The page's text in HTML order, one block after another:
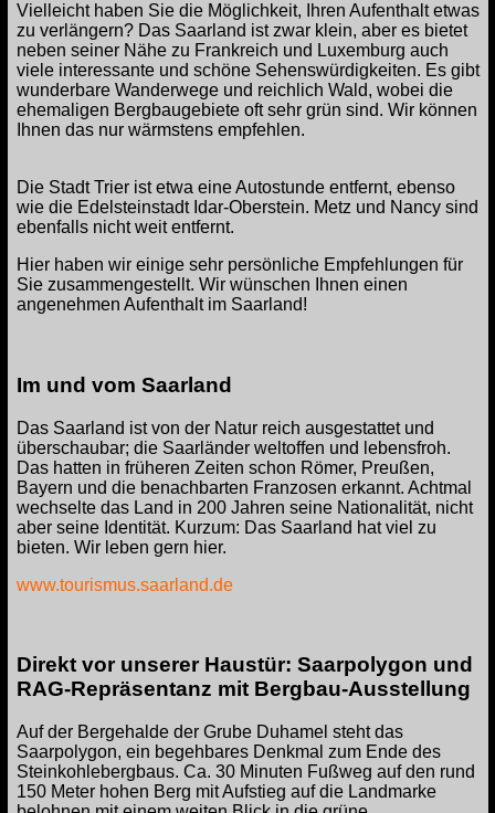
Vielleicht haben Sie die Möglichkeit, Ihren Aufenthalt etwas
zu verlängern? Das Saarland ist zwar klein, aber es bietet
neben seiner Nähe zu Frankreich und Luxemburg auch
viele interessante und schöne Sehenswürdigkeiten. Es gibt
wunderbare Wanderwege und reichlich Wald, wobei die
ehemaligen Bergbaugebiete oft sehr grün sind. Wir können
Ihnen das nur wärmstens empfehlen.
Die Stadt Trier ist etwa eine Autostunde entfernt, ebenso
wie die Edelsteinstadt Idar-Oberstein. Metz und Nancy sind
ebenfalls nicht weit entfernt.
Hier haben wir einige sehr persönliche Empfehlungen für
Sie zusammengestellt. Wir wünschen Ihnen einen
angenehmen Aufenthalt im Saarland!
Im und vom Saarland
Das Saarland ist von der Natur reich ausgestattet und
überschaubar; die Saarländer weltoffen und lebensfroh.
Das hatten in früheren Zeiten schon Römer, Preußen,
Bayern und die benachbarten Franzosen erkannt. Achtmal
wechselte das Land in 200 Jahren seine Nationalität, nicht
aber seine Identität. Kurzum: Das Saarland hat viel zu
bieten. Wir leben gern hier.
www.tourismus.saarland.de
Direkt vor unserer Haustür: Saarpolygon und
RAG-Repräsentanz mit Bergbau-Ausstellung
Auf der Bergehalde der Grube Duhamel steht das
Saarpolygon, ein begehbares Denkmal zum Ende des
Steinkohlebergbaus. Ca. 30 Minuten Fußweg auf den rund
150 Meter hohen Berg mit Aufstieg auf die Landmarke